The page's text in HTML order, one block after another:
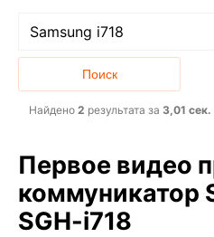
Найдено 2 результата за 3,01 сек.
Первое видео
коммуникатор
SGH-i718